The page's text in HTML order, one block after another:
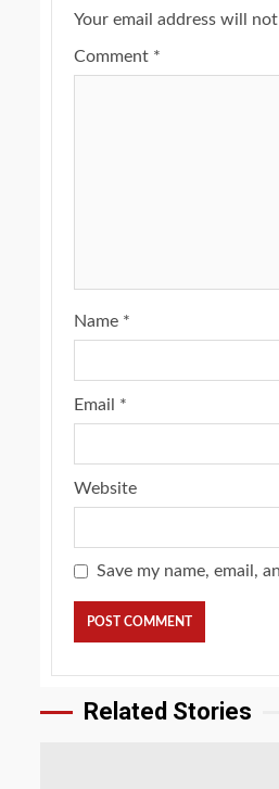
Your email address will
Comment *
Name *
Email *
Website
Save my name, email,
Related Stories